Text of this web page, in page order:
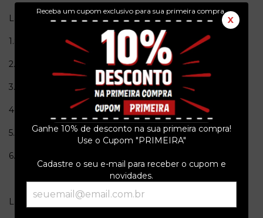
Receba um cupom exclusivo para sua primeira compra.
X
Ganhe 10% de desconto na sua primeira compra!
Use o Cupom "PRIMEIRA"
Cadastre o seu e-mail para receber o cupom e
novidades.
Lado B
1.Shanghaid
2.River Boat Song
3.No Time
4.Who's Talking
5.Shady Grove
6.New Orleans
Lado C